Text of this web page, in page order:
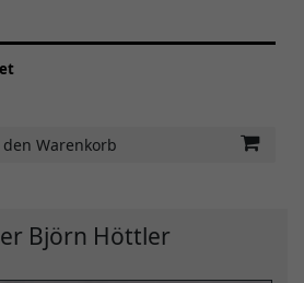
Warenkorb
Björn Höttler